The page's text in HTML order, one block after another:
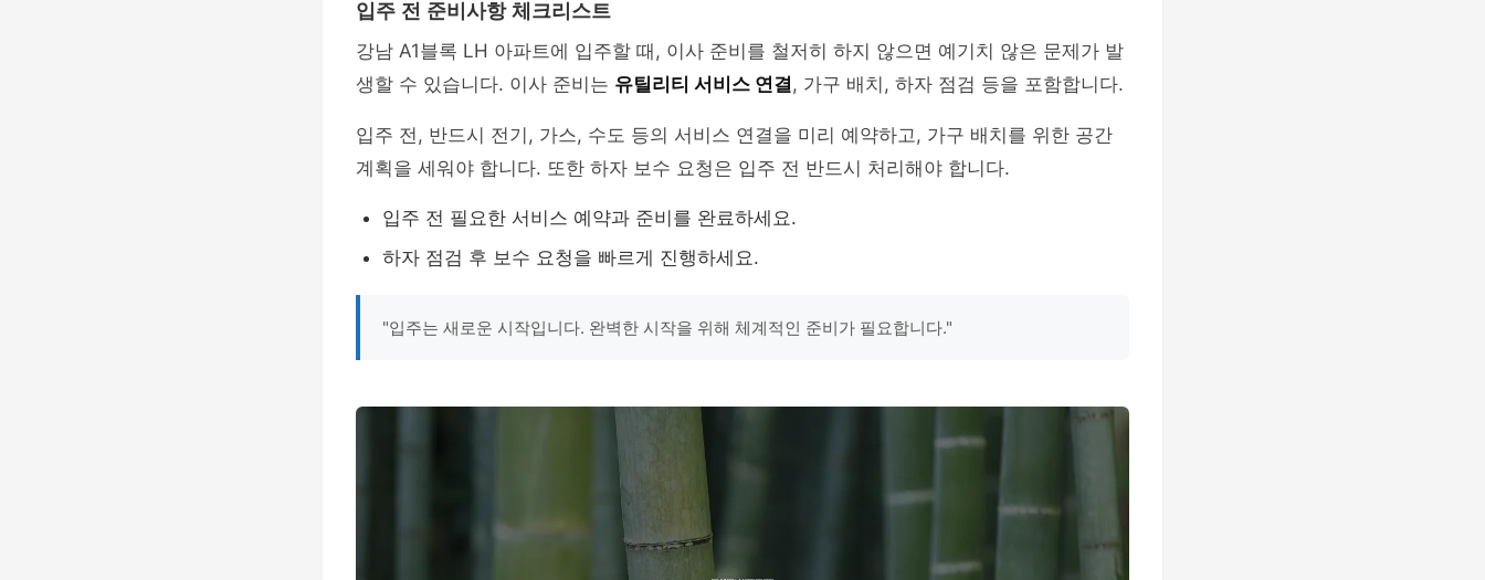
입주 전 준비사항 체크리스트
강남 A1블록 LH 아파트에 입주할 때, 이사 준비를 철저히 하지 않으면 예기치 않은 문제가 발
생할 수 있습니다. 이사 준비는 유틸리티 서비스 연결, 가구 배치, 하자 점검 등을 포함합니다.
입주 전, 반드시 전기, 가스, 수도 등의 서비스 연결을 미리 예약하고, 가구 배치를 위한 공간
계획을 세워야 합니다. 또한 하자 보수 요청은 입주 전 반드시 처리해야 합니다.
입주 전 필요한 서비스 예약과 준비를 완료하세요.
하자 점검 후 보수 요청을 빠르게 진행하세요.
"입주는 새로운 시작입니다. 완벽한 시작을 위해 체계적인 준비가 필요합니다."